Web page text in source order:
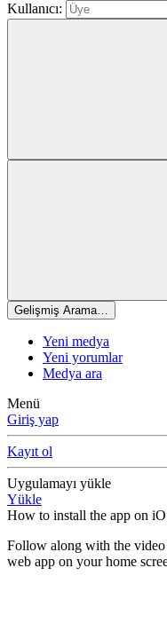
Kullanıcı:
Gelişmiş Arama…
Yeni medya
Yeni yorumlar
Medya ara
Menü
Giriş yap
Kayıt ol
Uygulamayı yükle
Yükle
How to install the app on
Follow along with the video
web app on your home